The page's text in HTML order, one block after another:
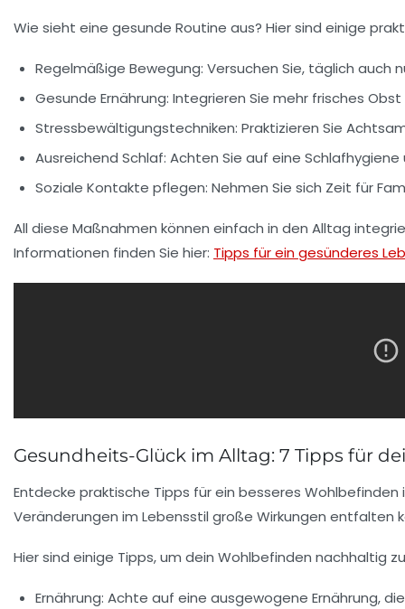
Wie sieht eine gesunde Routine aus? Hier sind einige
Regelmäßige Bewegung: Versuchen Sie, täglich auch
Gesunde Ernährung: Integrieren Sie mehr frisches
Stressbewältigungstechniken: Praktizieren Sie
Ausreichend Schlaf: Achten Sie auf eine
Soziale Kontakte pflegen: Nehmen Sie sich Zeit für
All diese Maßnahmen können einfach in den Alltag
Informationen finden Sie hier: Tipps für ein gesünderes
Gesundheits-Glück im Alltag: 7 Tipps für
Entdecke praktische Tipps für ein besseres Wohlbefinden
Veränderungen im Lebensstil große Wirkungen entfalten
Hier sind einige Tipps, um dein Wohlbefinden nachhaltig
Ernährung: Achte auf eine ausgewogene Ernährung,